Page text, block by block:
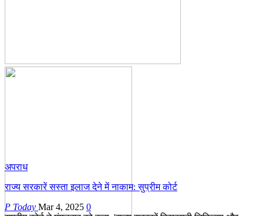
अपराध
राज्य सरकारें सस्ता इलाज देने में नाकाम: सुप्रीम कोर्ट
P Today Mar 4, 2025 0